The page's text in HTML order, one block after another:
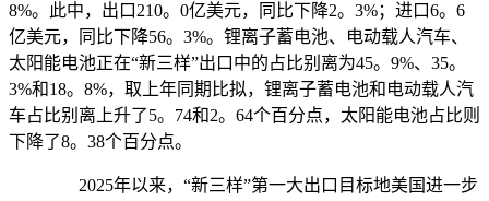
8%。此中，出口210。0亿美元，同比下降2。3%；进口6。6
亿美元，同比下降56。3%。锂离子蓄电池、电动载人汽车、
太阳能电池正在“新三样”出口中的占比别离为45。9%、35。
3%和18。8%，取上年同期比拟，锂离子蓄电池和电动载人汽
车占比别离上升了5。74和2。64个百分点，太阳能电池占比则
下降了8。38个百分点。
2025年以来，“新三样”第一大出口目标地美国进一步